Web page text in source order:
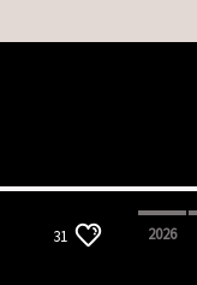
31 2026